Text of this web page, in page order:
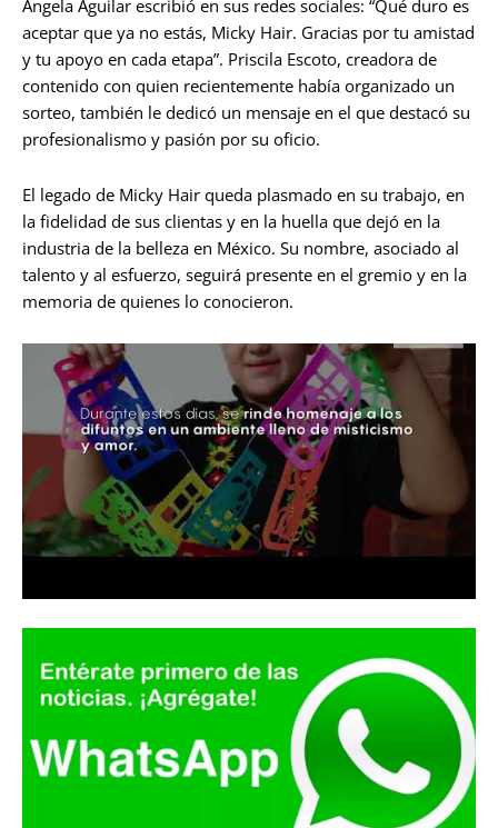
Ángela Aguilar escribió en sus redes sociales: “Qué duro es
aceptar que ya no estás, Micky Hair. Gracias por tu amistad
y tu apoyo en cada etapa”. Priscila Escoto, creadora de
contenido con quien recientemente había organizado un
sorteo, también le dedicó un mensaje en el que destacó su
profesionalismo y pasión por su oficio.
El legado de Micky Hair queda plasmado en su trabajo, en
la fidelidad de sus clientas y en la huella que dejó en la
industria de la belleza en México. Su nombre, asociado al
talento y al esfuerzo, seguirá presente en el gremio y en la
memoria de quienes lo conocieron.